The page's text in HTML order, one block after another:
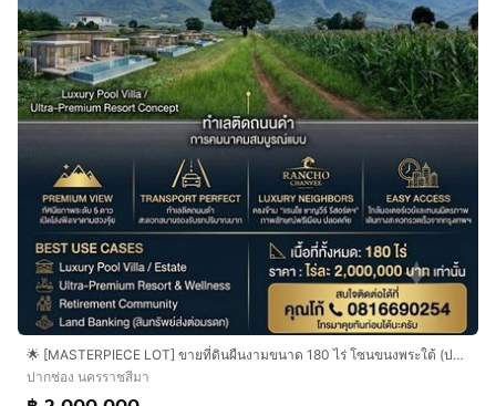
🌟 [MASTERPIECE LOT] ขายที่ดินผืนงามขนาด 180 ไร่ โซนขนงพระใต้ (ปากช่อง-เขาใหญ่) วิวเขาใหญ่พาโนรามาเด่นชัด ติดถนนดำ เดินทางสะดวก 🌟
ปากช่อง นครราชสีมา